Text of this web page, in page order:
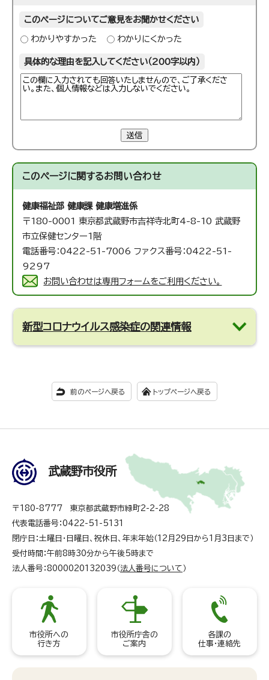
このページについてご意見をお聞かせください
わかりやすかった わかりにくかった
具体的な理由を記入してください（200字以内）
送信
このページに関するお問い合わせ
健康福祉部 健康課 健康増進係
〒180-0001 東京都武蔵野市吉祥寺北町4-8-10 武蔵野
市立保健センター1階
電話番号：0422-51-7006 ファクス番号：0422-51-
9297
お問い合わせは専用フォームをご利用ください。
新型コロナウイルス感染症の関連情報
前のページへ戻る トップページへ戻る
武蔵野市役所
〒180-8777 東京都武蔵野市緑町2-2-28
代表電話番号：0422-51-5131
閉庁日：土曜日・日曜日、祝休日、年末年始（12月29日から1月3日まで）
受付時間：午前8時30分から午後5時まで
法人番号：8000020132039（ 法人番号について ）
市役所への
行き方
市役所庁舎の
ご案内
各課の
仕事・連絡先